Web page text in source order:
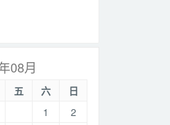
08月
五 六
日
1
2